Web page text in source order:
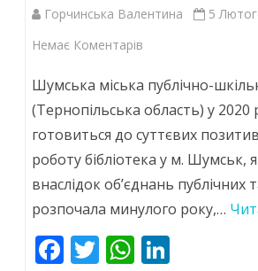
Горчинська Валентина
5
Немає Коментарів
Шумській
ОТГ
створять
«БібліоХаб»
Шумська міська публічно-
(Тернопільська область) у 2020
готовиться до суттєвих
роботу бібліотека у м. Шумськ,
внаслідок об’єднань публічних
розпочала минулого року,…
F T W